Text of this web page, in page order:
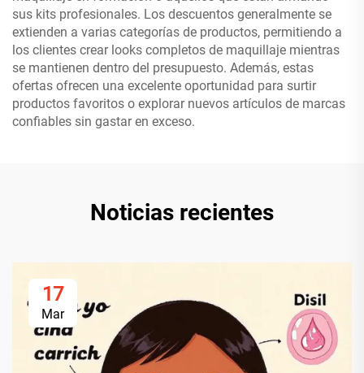
sus kits profesionales. Los descuentos generalmente se
extienden a varias categorías de productos, permitiendo a
los clientes crear looks completos de maquillaje mientras
se mantienen dentro del presupuesto. Además, estas
ofertas ofrecen una excelente oportunidad para surtir
productos favoritos o explorar nuevos artículos de marcas
confiables sin gastar en exceso.
Noticias recientes
17
Mar